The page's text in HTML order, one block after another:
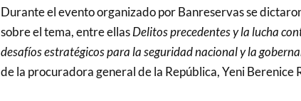
Durante el evento organizado por Banreservas se
sobre el tema, entre ellasDelitos precedentes y la lucha
desafíos estratégicos para la seguridad nacional y la
de la procuradora general de la República, Yeni Berenice